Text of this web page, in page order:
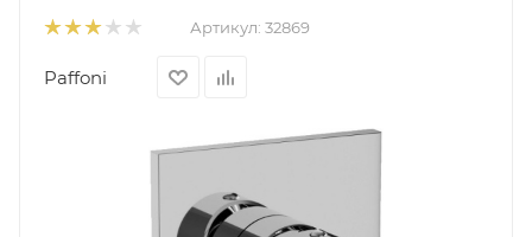
Артикул: 32869
Paffoni